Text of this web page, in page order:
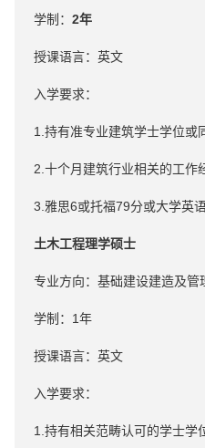
学制： 2年
授课语言：英文
入学要求：
1.持有准专业建筑学士学位或
2.十个月建筑行业相关的工作
3.雅思6或托福79分或大学英
土木工程理学硕士
专业方向：基础建设建造及管
学制：1年
授课语言：英文
入学要求：
1.持有相关范畴认可的学士学